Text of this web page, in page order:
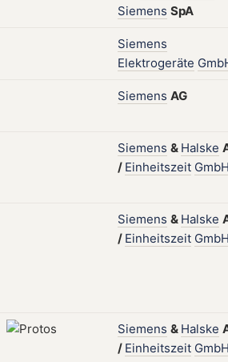
Siemens SpA
Siemens
Elektrogeräte
Siemens AG
Siemens & Halske
/ Einheitszeit
Siemens & Halske
/ Einheitszeit
Siemens & Halske
/ Einheitszeit